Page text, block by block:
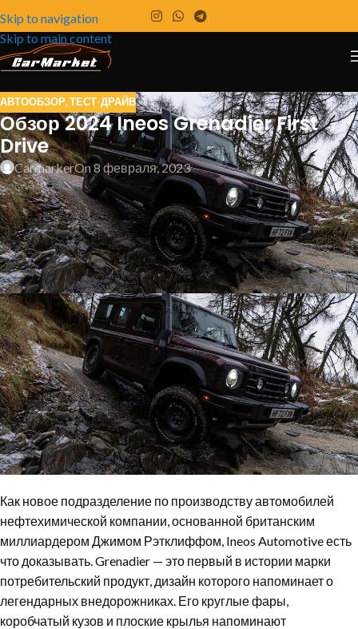
Skip to navigation
Skip to main content
АВТООБЗОР,ТЕСТ-ДРАЙВ
Обзор 2024 Ineos Grenadier First
Drive
CarmarkerOn 8 февраля, 2023
Не стоит недооценивать этот новый
внедорожник, столкнувшись со снегом, грязью и
скользкими камнями — или если вы просто
хотите поразмяться.
Как новое подразделение по производству автомобилей
нефтехимической компании, основанной британским
миллиардером Джимом Рэтклиффом, Ineos Automotive есть
что доказывать. Grenadier — это первый в истории марки
потребительский продукт, дизайн которого напоминает о
легендарных внедорожниках. Его круглые фары,
коробчатый кузов и плоские крылья напоминают